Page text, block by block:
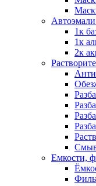
1к
1к
2к
Емкости,